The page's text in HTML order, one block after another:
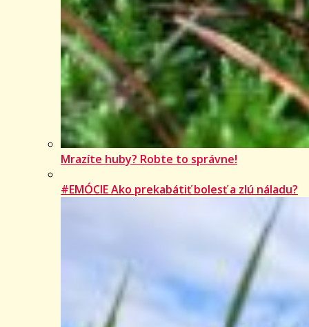
Mrazíte huby? Robte to správne!
#EMÓCIE Ako prekabátiť bolesť a zlú náladu?